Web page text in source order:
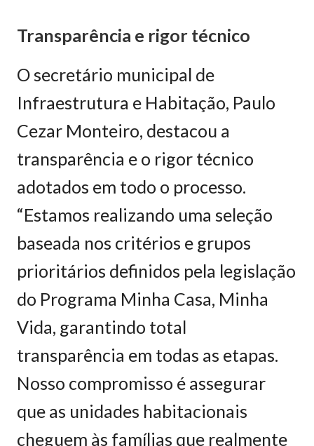
Transparência e rigor técnico
O secretário municipal de
Infraestrutura e Habitação, Paulo
Cezar Monteiro, destacou a
transparência e o rigor técnico
adotados em todo o processo.
“Estamos realizando uma seleção
baseada nos critérios e grupos
prioritários definidos pela legislação
do Programa Minha Casa, Minha
Vida, garantindo total
transparência em todas as etapas.
Nosso compromisso é assegurar
que as unidades habitacionais
cheguem às famílias que realmente